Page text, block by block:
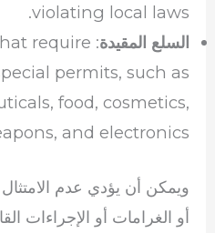
violating local laws.
السلع المقيدة require
permits, such as
food, cosmetics,
and electronics.
ويمكن أن يؤدي عدم
أو الغرامات أو الإجراءات